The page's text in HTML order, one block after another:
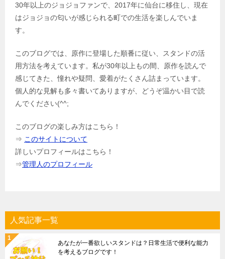
30年以上のジョジョファンで、2017年に仙台に移住し、現在
はジョジョの匂いが感じられる町での生活を楽しんでいま
す。
このブログでは、原作に登場した順番に従い、スタンドの活
用方法を考えています。私が30年以上もの間、原作を読んで
感じてきた、憧れや疑問、愛着がたくさん詰まっています。
個人的な見解も多々書いてありますが、どうぞ温かい目で読
んでください(^^;
このブログの楽しみ方はこちら！
⇒ このサイトについて
詳しいプロフィールはこちら！
⇒管理人のプロフィール
人気記事一覧
あなたが一番欲しいスタンドは？日常生活で便利な能力
を考えるブログです！